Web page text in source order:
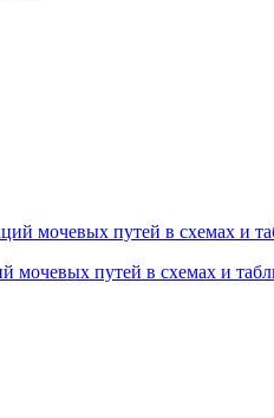
мочевых путей в схемах и